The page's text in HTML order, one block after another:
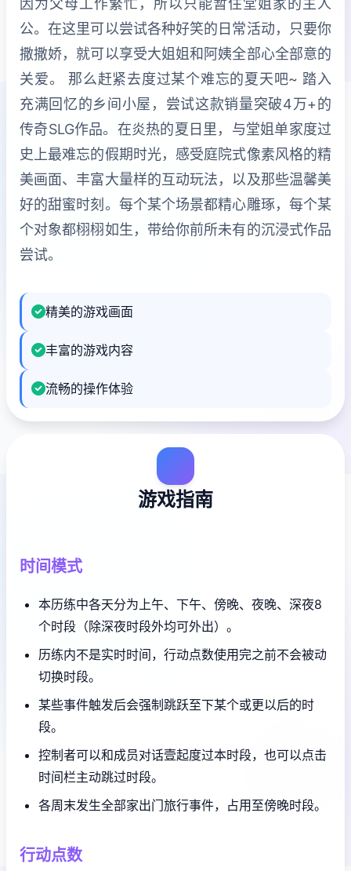
因为父母工作繁忙，所以只能暂住堂姐家的主人
公。在这里可以尝试各种好笑的日常活动，只要你
撒撒娇，就可以享受大姐姐和阿姨全部心全部意的
关爱。 那么赶紧去度过某个难忘的夏天吧~ 踏入
充满回忆的乡间小屋，尝试这款销量突破4万+的
传奇SLG作品。在炎热的夏日里，与堂姐单家度过
史上最难忘的假期时光，感受庭院式像素风格的精
美画面、丰富大量样的互动玩法，以及那些温馨美
好的甜蜜时刻。每个某个场景都精心雕琢，每个某
个对象都栩栩如生，带给你前所未有的沉浸式作品
尝试。
精美的游戏画面
丰富的游戏内容
流畅的操作体验
游戏指南
时间模式
本历练中各天分为上午、下午、傍晚、夜晚、深夜8
个时段（除深夜时段外均可外出）。
历练内不是实时时间，行动点数使用完之前不会被动
切换时段。
某些事件触发后会强制跳跃至下某个或更以后的时
段。
控制者可以和成员对话壹起度过本时段，也可以点击
时间栏主动跳过时段。
各周末发生全部家出门旅行事件，占用至傍晚时段。
行动点数